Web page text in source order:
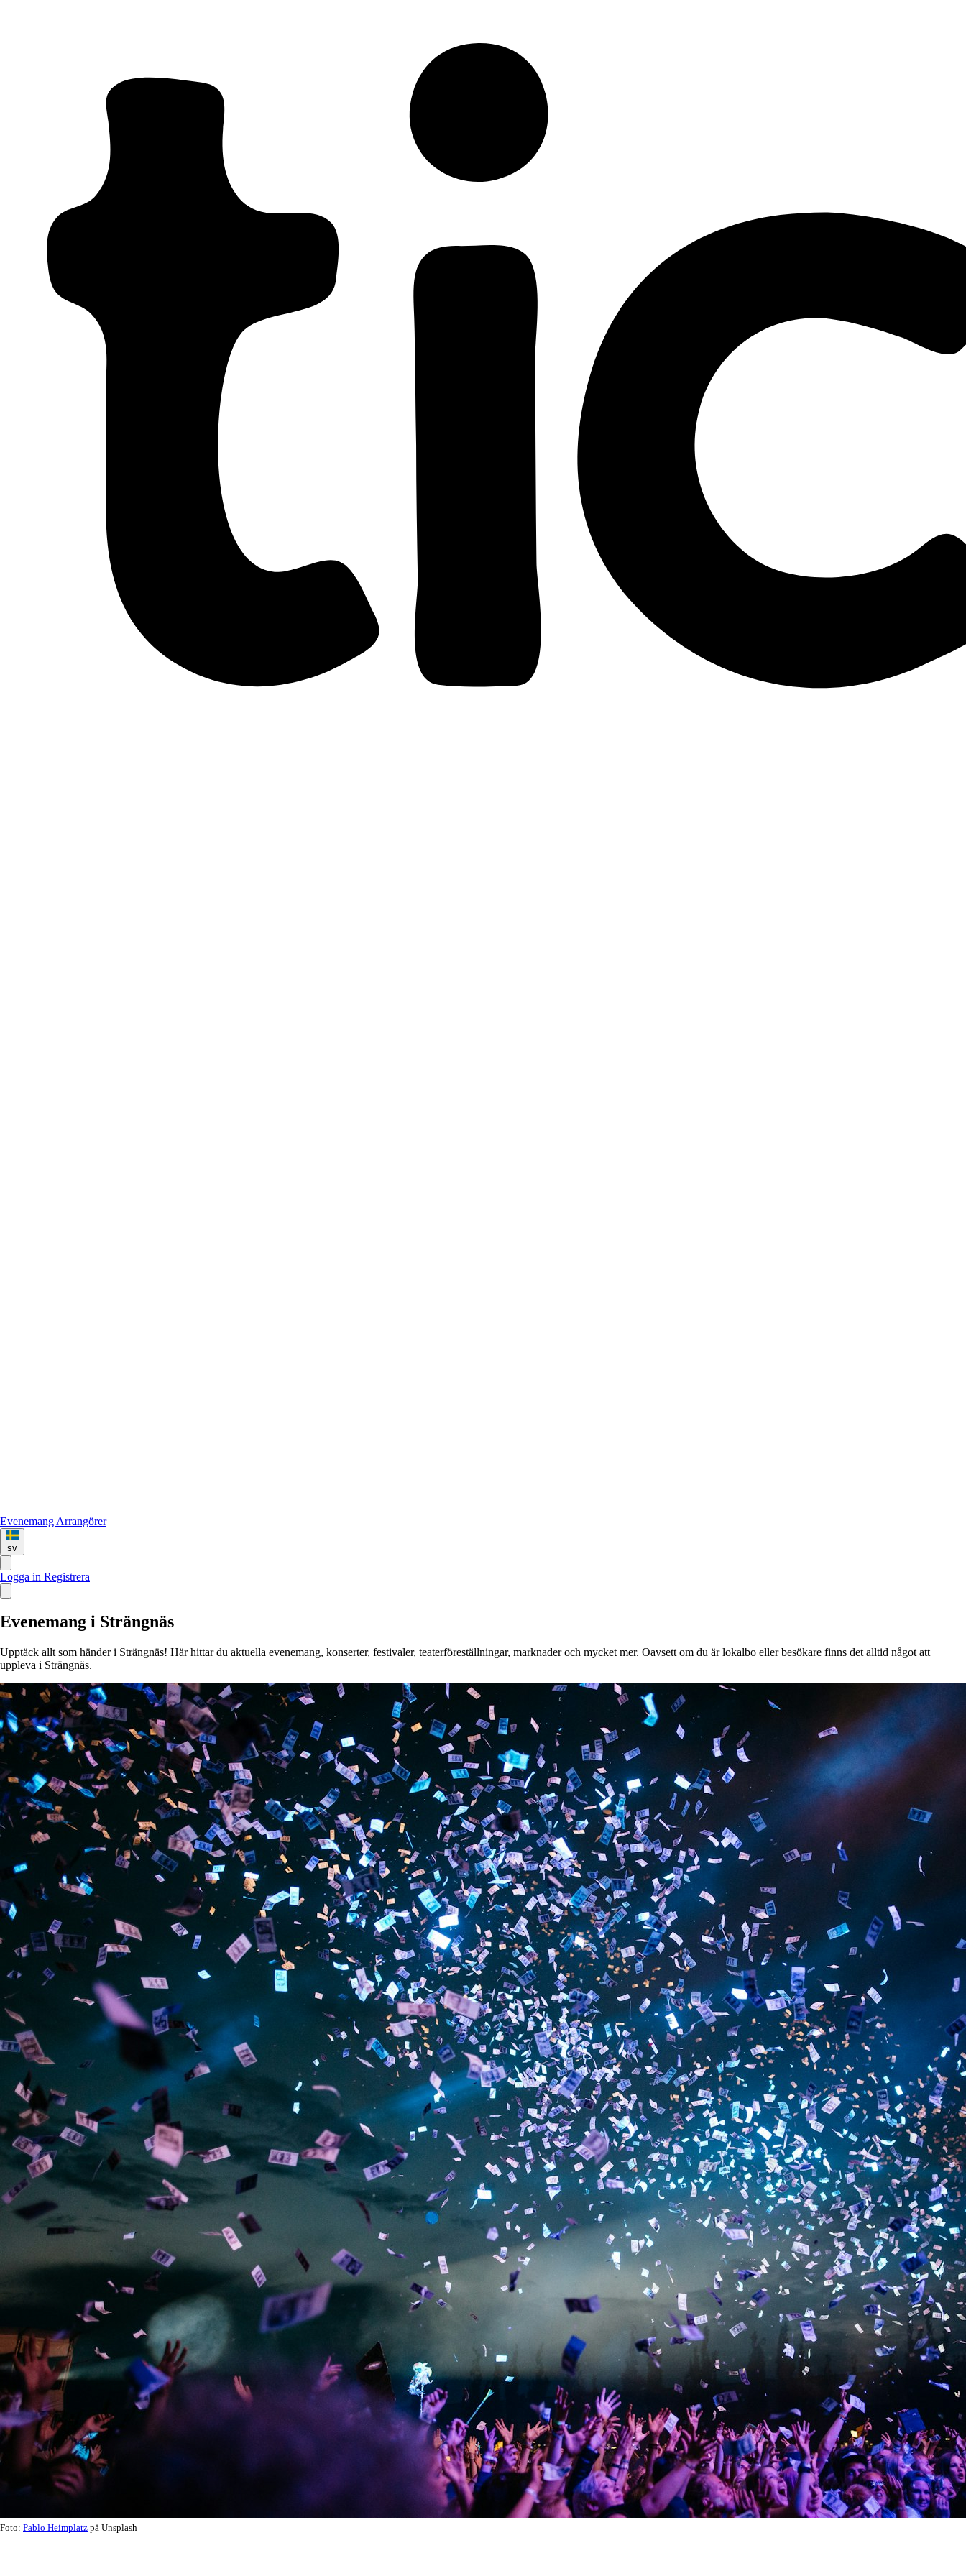
Evenemang Arrangörer
sv
Logga in Registrera
Evenemang i Strängnäs
Upptäck allt som händer i Strängnäs! Här hittar du aktuella evenemang, konserter, festivaler, teaterföreställningar, marknader och mycket mer. Oavsett om du är lokalbo eller besökare finns det alltid något att
uppleva i Strängnäs.
Foto: Pablo Heimplatz på Unsplash